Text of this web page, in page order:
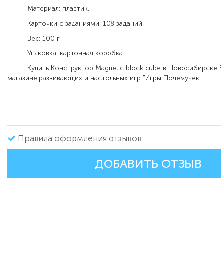
Материал: пластик.
Карточки с заданиями: 108 заданий.
Вес: 100 г.
Упаковка: картонная коробка
Купить Конструктор Magnetic block cube в Новосибирске
магазине развивающих и настольных игр "Игры Почемучек"
Правила оформления отзывов
ДОБАВИТЬ ОТЗЫВ